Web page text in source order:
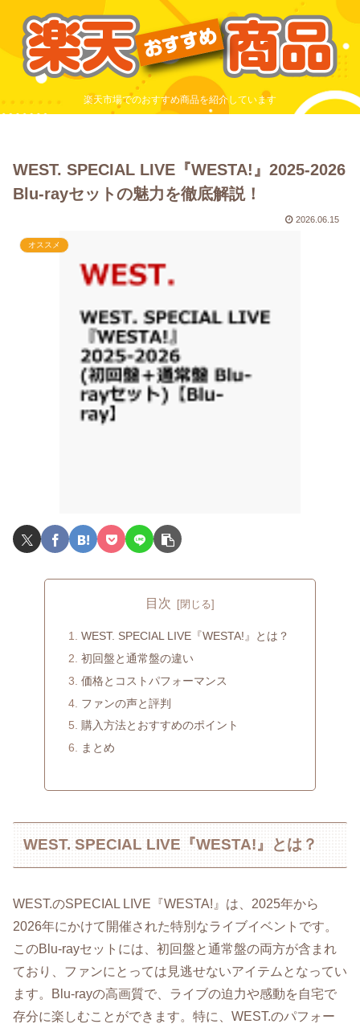
楽天市場でのおすすめ商品を紹介しています
WEST. SPECIAL LIVE『WESTA!』2025-2026
Blu-rayセットの魅力を徹底解説！
2026.06.15
オススメ
目次
WEST. SPECIAL LIVE『WESTA!』とは？
初回盤と通常盤の違い
価格とコストパフォーマンス
ファンの声と評判
購入方法とおすすめのポイント
まとめ
WEST. SPECIAL LIVE『WESTA!』とは？
WEST.のSPECIAL LIVE『WESTA!』は、2025年から
2026年にかけて開催された特別なライブイベントです。
このBlu-rayセットには、初回盤と通常盤の両方が含まれ
ており、ファンにとっては見逃せないアイテムとなってい
ます。Blu-rayの高画質で、ライブの迫力や感動を自宅で
存分に楽しむことができます。特に、WEST.のパフォー